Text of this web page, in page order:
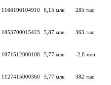
1166196104910 6,15 млн 285 тыс
1053700015423 5,87 млн 363 тыс
1071512000108 5,77 млн -2,8 млн
1127415000360 5,77 млн 382 тыс